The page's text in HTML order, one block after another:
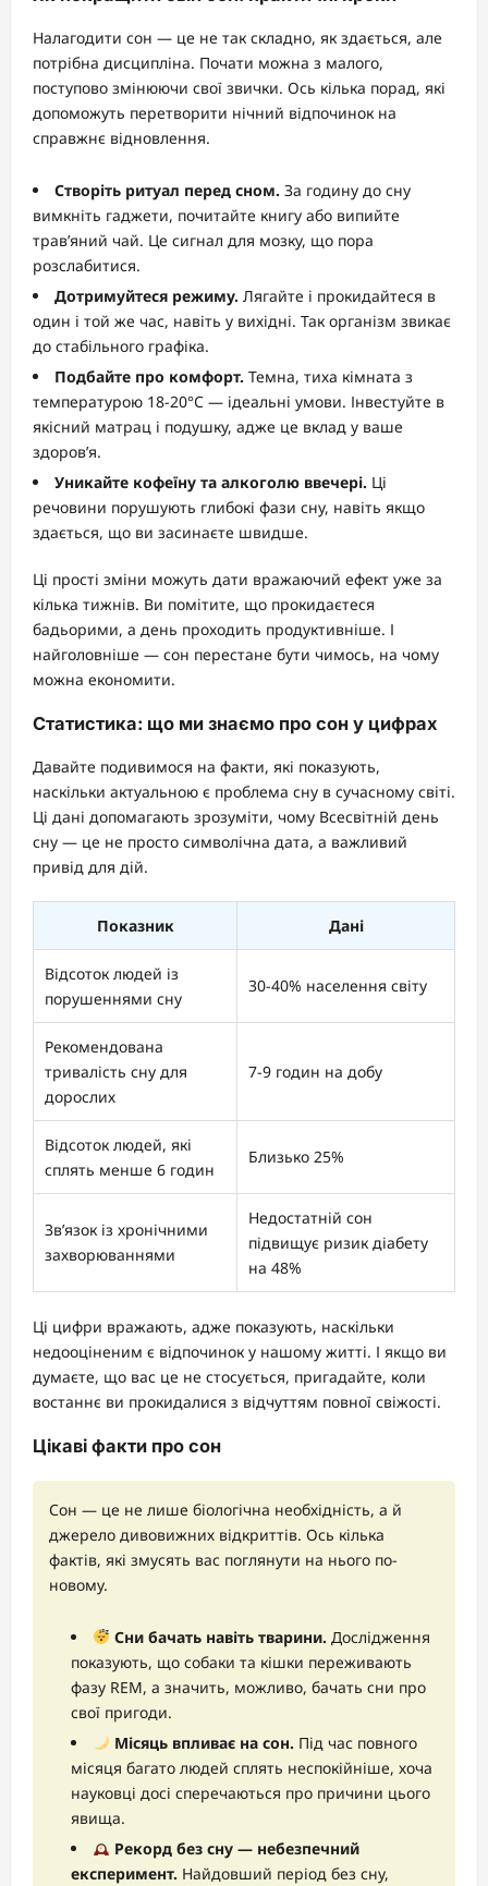
Налагодити сон — це не так складно, як здається, але
потрібна дисципліна. Почати можна з малого,
поступово змінюючи свої звички. Ось кілька порад, які
допоможуть перетворити нічний відпочинок на
справжнє відновлення.
Створіть ритуал перед сном. За годину до сну
вимкніть гаджети, почитайте книгу або випийте
трав’яний чай. Це сигнал для мозку, що пора
розслабитися.
Дотримуйтеся режиму. Лягайте і прокидайтеся в
один і той же час, навіть у вихідні. Так організм звикає
до стабільного графіка.
Подбайте про комфорт. Темна, тиха кімната з
температурою 18-20°C — ідеальні умови. Інвестуйте в
якісний матрац і подушку, адже це вклад у ваше
здоров’я.
Уникайте кофеїну та алкоголю ввечері. Ці
речовини порушують глибокі фази сну, навіть якщо
здається, що ви засинаєте швидше.
Ці прості зміни можуть дати вражаючий ефект уже за
кілька тижнів. Ви помітите, що прокидаєтеся
бадьорими, а день проходить продуктивніше. І
найголовніше — сон перестане бути чимось, на чому
можна економити.
Статистика: що ми знаємо про сон у цифрах
Давайте подивимося на факти, які показують,
наскільки актуальною є проблема сну в сучасному світі.
Ці дані допомагають зрозуміти, чому Всесвітній день
сну — це не просто символічна дата, а важливий
привід для дій.
Показник Дані
Відсоток людей із
порушеннями сну
30-40% населення світу
Рекомендована
тривалість сну для
дорослих
7-9 годин на добу
Відсоток людей, які
сплять менше 6 годин
Близько 25%
Зв’язок із хронічними
захворюваннями
Недостатній сон
підвищує ризик діабету
на 48%
Ці цифри вражають, адже показують, наскільки
недооціненим є відпочинок у нашому житті. І якщо ви
думаєте, що вас це не стосується, пригадайте, коли
востаннє ви прокидалися з відчуттям повної свіжості.
Цікаві факти про сон
Сон — це не лише біологічна необхідність, а й
джерело дивовижних відкриттів. Ось кілька
фактів, які змусять вас поглянути на нього по-
новому.
Сни бачать навіть тварини. Дослідження
показують, що собаки та кішки переживають
фазу REM, а значить, можливо, бачать сни про
свої пригоди.
Місяць впливає на сон. Під час повного
місяця багато людей сплять неспокійніше, хоча
науковці досі сперечаються про причини цього
явища.
Рекорд без сну — небезпечний
експеримент. Найдовший період без сну,